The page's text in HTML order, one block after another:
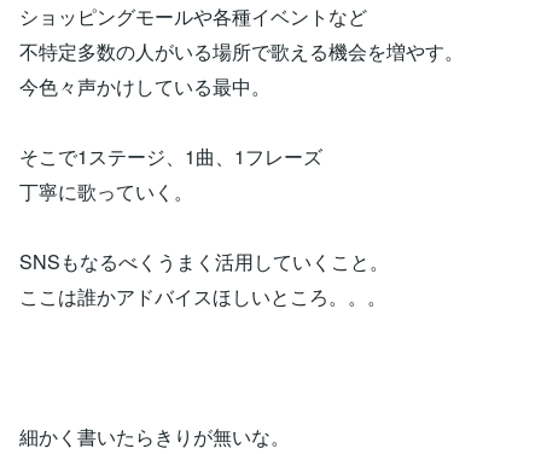
ショッピングモールや各種イベントなど
不特定多数の人がいる場所で歌える機会を増やす。
今色々声かけしている最中。
そこで1ステージ、1曲、1フレーズ
丁寧に歌っていく。
SNSもなるべくうまく活用していくこと。
ここは誰かアドバイスほしいところ。。。
細かく書いたらきりが無いな。